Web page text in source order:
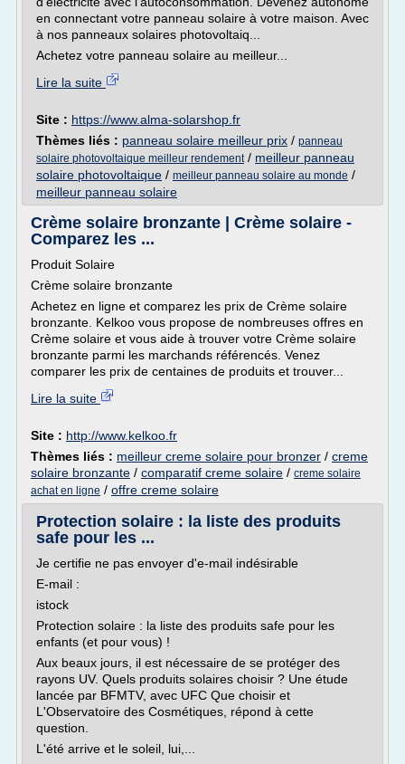
en connectant votre panneau solaire à votre maison. Avec
à nos panneaux solaires photovoltaiq...
Achetez votre panneau solaire au meilleur...
Lire la suite
Site : https://www.alma-solarshop.fr
Thèmes liés : panneau solaire meilleur prix / panneau
solaire photovoltaique meilleur rendement/ meilleur panneau
solaire photovoltaique / meilleur panneau solaire au monde /
meilleur panneau solaire
Crème solaire bronzante | Crème solaire -
Comparez les ...
Produit Solaire
Crème solaire bronzante
Achetez en ligne et comparez les prix de Crème solaire
bronzante. Kelkoo vous propose de nombreuses offres en
Crème solaire et vous aide à trouver votre Crème solaire
bronzante parmi les marchands référencés. Venez
comparer les prix de centaines de produits et trouver...
Lire la suite
Site : http://www.kelkoo.fr
Thèmes liés : meilleur creme solaire pour bronzer / creme
solaire bronzante / comparatif creme solaire / creme solaire
achat en ligne / offre creme solaire
Protection solaire : la liste des produits
safe pour les ...
Je certifie ne pas envoyer d'e-mail indésirable
E-mail :
istock
Protection solaire : la liste des produits safe pour les
enfants (et pour vous) !
Aux beaux jours, il est nécessaire de se protéger des
rayons UV. Quels produits solaires choisir ? Une étude
lancée par BFMTV, avec UFC Que choisir et
L'Observatoire des Cosmétiques, répond à cette
question.
L'été arrive et le soleil, lui,...